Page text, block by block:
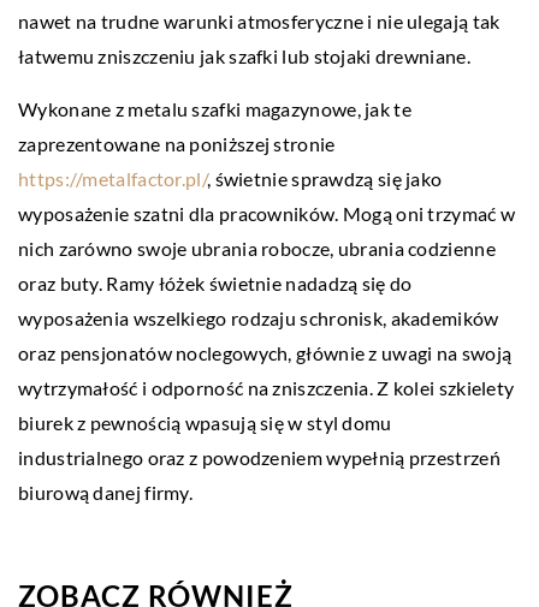
nawet na trudne warunki atmosferyczne i nie ulegają tak
łatwemu zniszczeniu jak szafki lub stojaki drewniane.
Wykonane z metalu szafki magazynowe, jak te
zaprezentowane na poniższej stronie
https://metalfactor.pl/, świetnie sprawdzą się jako
wyposażenie szatni dla pracowników. Mogą oni trzymać w
nich zarówno swoje ubrania robocze, ubrania codzienne
oraz buty. Ramy łóżek świetnie nadadzą się do
wyposażenia wszelkiego rodzaju schronisk, akademików
oraz pensjonatów noclegowych, głównie z uwagi na swoją
wytrzymałość i odporność na zniszczenia. Z kolei szkielety
biurek z pewnością wpasują się w styl domu
industrialnego oraz z powodzeniem wypełnią przestrzeń
biurową danej firmy.
ZOBACZ RÓWNIEŻ